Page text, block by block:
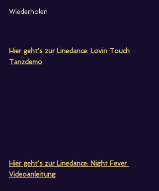
Wiederholen
Hier geht's zur Linedance: Lovin Touch
Tanzdemo
Hier geht's zur Linedance: Night Fever
Videoanleitung